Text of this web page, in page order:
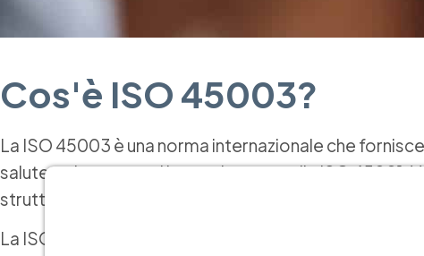
Cos'è ISO 45003?
La ISO 45003 è una norma internazionale che
salute e sicurezza sul lavoro basato sulla ISO
strutturato per lo sviluppo, l’implementazione, il
La ISO 45003 è uno standard internazionale che